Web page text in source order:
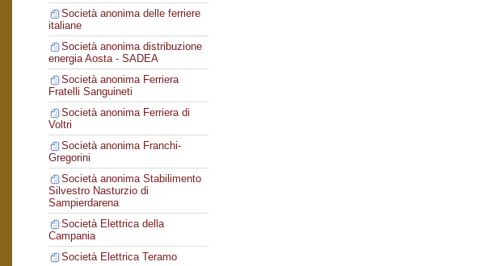
Società anonima delle ferriere
italiane
Società anonima distribuzione
energia Aosta - SADEA
Società anonima Ferriera
Fratelli Sanguineti
Società anonima Ferriera di
Voltri
Società anonima Franchi-
Gregorini
Società anonima Stabilimento
Silvestro Nasturzio di
Sampierdarena
Società Elettrica della
Campania
Società Elettrica Teramo